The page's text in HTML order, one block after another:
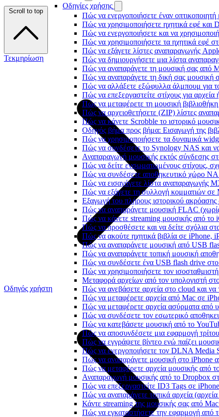
Οδηγίες χρήσης
Πώς να ενεργοποιήσετε έναν
Πώς να χρησιμοποιήσετε ηχητικά εφέ
Πώς να ενεργοποιήσετε και να
Πώς να χρησιμοποιήσετε τα ηχητικά εφέ
Πώς να εξάγετε λίστες αναπαραγωγής
Πώς να δημιουργήσετε μια λίστα
Πώς να αναπαράγετε τη μουσική σας από
Πώς να αναπαράγετε τη δική σας μουσική
Πώς να αλλάξετε εξώφυλλα άλμπουμ για
Πώς να επεξεργαστείτε στίχους για
Πώς να μεταφέρετε τη μουσική
Πώς να αρχειοθετήσετε (ZIP) λίστες
Πώς να κάνετε Scrobble το ιστορικό
Οδηγός βήμα προς βήμα: Εισαγωγή της
Πώς να χρησιμοποιήσετε τα δυναμικά
Πώς να συνδέσετε το Synology NAS και
Αναπαραγωγή μουσικής εκτός σύνδεσης
Πώς να δείτε ενσωματωμένους στίχους,
Πώς να συνδέσετε αποθηκευτικό χώρο
Πώς να εισαγάγετε λίστα αναπαραγωγής
Πώς να εξάγετε τη συλλογή κομματιών
Εξαγωγή του πλήρους ιστορικού
Πώς να αναπαράγετε μουσική FLAC
Πώς να κάνετε streaming μουσικής από
Πώς να προσθέσετε και να δείτε σχόλια
Πώς να ακούτε ηχητικά βιβλία σε iPhone,
Πώς να αναπαράγετε μουσική από USB
Πώς να αναπαράγετε τοπική μουσική
Πώς να συνδέσετε ένα USB flash drive στο
Πώς να χρησιμοποιήσετε τον
Μεταφορά αρχείων από τον υπολογιστή
Πώς να ανεβάσετε αρχεία στο cloud και
Πώς να μεταφέρετε αρχεία από Mac σε
Πώς να μεταφέρετε αρχεία ασύρματα από
Πώς να συνδέσετε τον εσωτερικό
Πώς να κατεβάσετε μουσική από το
Πώς να αποσυνδέσετε μια εφαρμογή
Πώς να εγγράψετε βίντεο ενώ παίζει
Πώς να ενεργοποιήσετε τον DLNA Media
Πώς να αναπαράγετε μουσική στο iPhone
Πώς να μεταφέρετε αρχεία μουσικής από
Αναπαραγωγή μουσικής από το Dropbox
Πώς να επεξεργαστείτε ID3 Tags σε
Πώς να αναπαράγετε τοπικά αρχεία
Κάντε streaming της μουσικής σας από
Πώς να εγκαταστήσετε την εφαρμογή από
Scroll to top
Τεκμηρίωση
Οδηγός χρήστη